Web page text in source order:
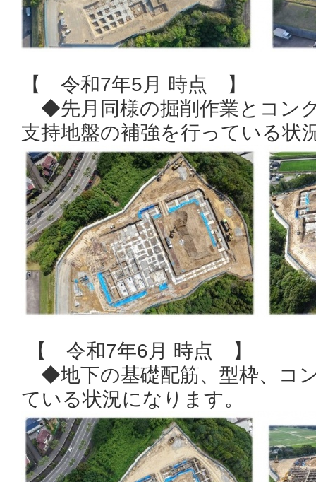
【 令和7年5月 時点 】
◆先月同様の掘削作業とコン
支持地盤の補強を行っている
【 令和7年6月 時点 】
◆地下の基礎配筋、型枠、コ
ている状況になります。